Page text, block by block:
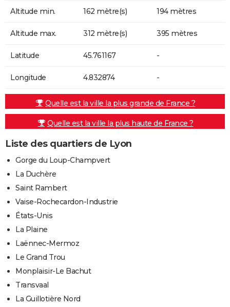
Altitude min. 162 mètre(s) 194 mètres
Altitude max. 312 mètre(s) 395 mètres
Latitude 45.761167 -
Longitude 4.832874 -
Quelle est la ville la plus grande de France ?
Quelle est la ville la plus haute de France ?
Liste des quartiers de Lyon
Gorge du Loup-Champvert
La Duchère
Saint Rambert
Vaise-Rochecardon-Industrie
États-Unis
La Plaine
Laënnec-Mermoz
Le Grand Trou
Monplaisir-Le Bachut
Transvaal
La Guillotière Nord